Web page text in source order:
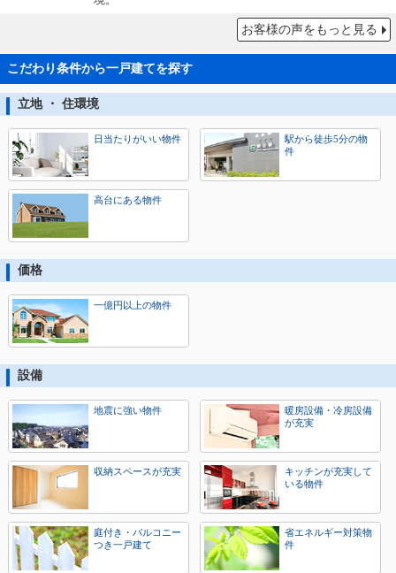
お客様の声をもっと見る
こだわり条件から一戸建てを探す
立地 ・ 住環境
日当たりがいい物件
駅から徒歩5分の物
件
高台にある物件
価格
一億円以上の物件
設備
地震に強い物件
暖房設備・冷房設備
が充実
収納スペースが充実
キッチンが充実して
いる物件
庭付き・バルコニー
つき一戸建て
省エネルギー対策物
件